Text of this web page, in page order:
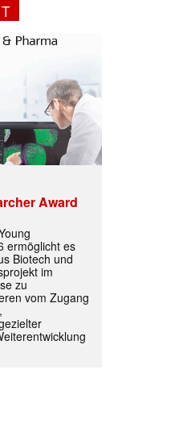
Award
ermöglicht es
Biotech und
im
zu
vom Zugang